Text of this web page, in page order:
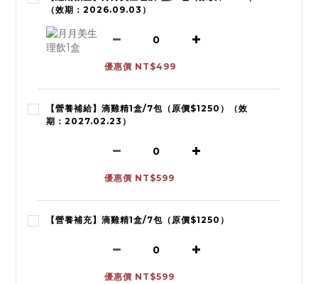
（效期：2026.09.03）
優惠價 NT$499
【營養補給】滴雞精1盒/7包（原價$1250）（效
期：2027.02.23）
優惠價 NT$599
【營養補充】滴雞精1盒/7包（原價$1250）
優惠價 NT$599